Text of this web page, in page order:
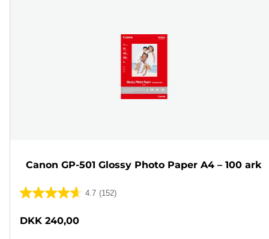
Canon GP-501 Glossy Photo Paper A4 – 100 ark
4.7 (152)
4.7
af
DKK 240,00